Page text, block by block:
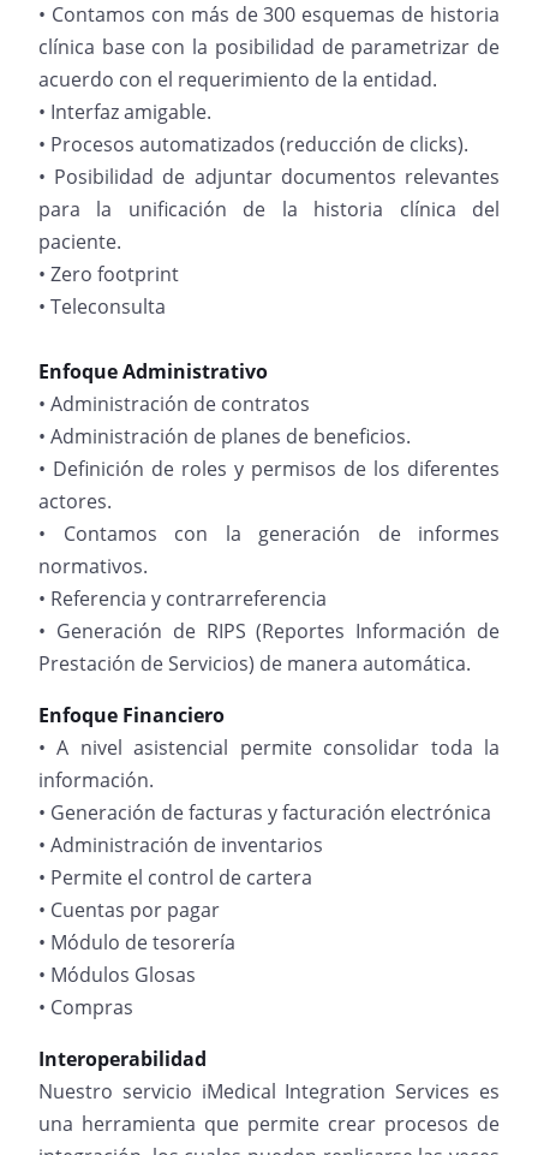
• Contamos con más de 300 esquemas de historia
clínica base con la posibilidad de parametrizar de
acuerdo con el requerimiento de la entidad.
• Interfaz amigable.
• Procesos automatizados (reducción de clicks).
• Posibilidad de adjuntar documentos relevantes
para la unificación de la historia clínica del
paciente.
• Zero footprint
• Teleconsulta
Enfoque Administrativo
• Administración de contratos
• Administración de planes de beneficios.
• Definición de roles y permisos de los diferentes
actores.
• Contamos con la generación de informes
normativos.
• Referencia y contrarreferencia
• Generación de RIPS (Reportes Información de
Prestación de Servicios) de manera automática.
Enfoque Financiero
• A nivel asistencial permite consolidar toda la
información.
• Generación de facturas y facturación electrónica
• Administración de inventarios
• Permite el control de cartera
• Cuentas por pagar
• Módulo de tesorería
• Módulos Glosas
• Compras
Interoperabilidad
Nuestro servicio iMedical Integration Services es
una herramienta que permite crear procesos de